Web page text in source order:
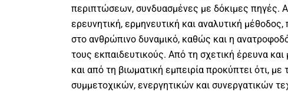
περιπτώσεων, συνδυασμένες με δόκιμες πηγές.
ερευνητική, ερμηνευτική και αναλυτική
στο ανθρώπινο δυναμικό, καθώς και η
τους εκπαιδευτικούς. Από τη σχετική έρευνα
και από τη βιωματική εμπειρία προκύπτει ότι, με
συμμετοχικών, ενεργητικών και συνεργατικών